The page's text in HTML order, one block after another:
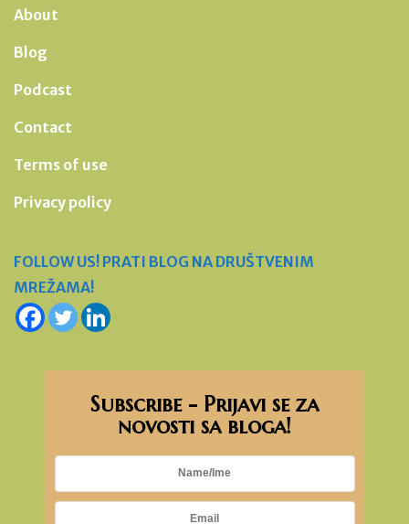
About
Blog
Podcast
Contact
Terms of use
Privacy policy
FOLLOW US! PRATI BLOG NA DRUŠTVENIM
MREŽAMA!
Subscribe - Prijavi se za
novosti sa bloga!